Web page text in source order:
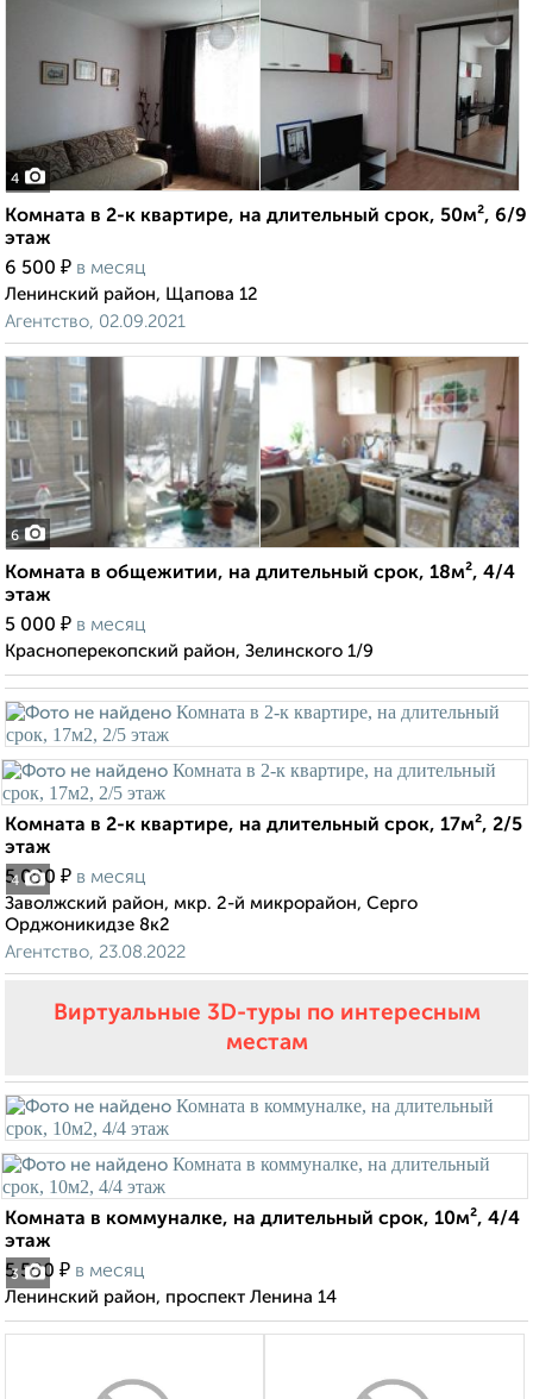
4
Комната в 2-к квартире, на длительный срок, 50м², 6/9
этаж
6 500 ₽ в месяц
Ленинский район, Щапова 12
Агентство, 02.09.2021
6
Комната в общежитии, на длительный срок, 18м², 4/4
этаж
5 000 ₽ в месяц
Красноперекопский район, Зелинского 1/9
4
Комната в 2-к квартире, на длительный срок, 17м², 2/5
этаж
5 000 ₽ в месяц
Заволжский район, мкр. 2-й микрорайон, Серго
Орджоникидзе 8к2
Агентство, 23.08.2022
Виртуальные 3D-туры по интересным
местам
3
Комната в коммуналке, на длительный срок, 10м², 4/4
этаж
5 500 ₽ в месяц
Ленинский район, проспект Ленина 14